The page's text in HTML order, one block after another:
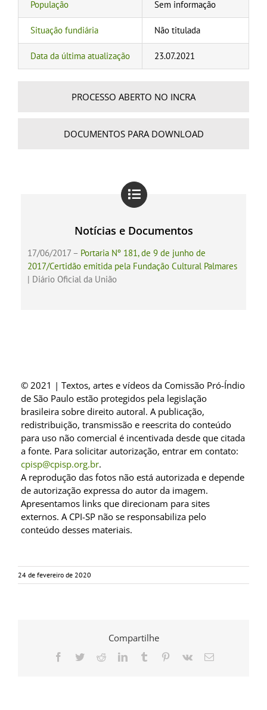
População Sem informação
Situação fundiária Não titulada
Data da última atualização 23.07.2021
PROCESSO ABERTO NO INCRA
DOCUMENTOS PARA DOWNLOAD
Notícias e Documentos
17/06/2017 – Portaria Nº 181, de 9 de junho de
2017/Certidão emitida pela Fundação Cultural Palmares
| Diário Oficial da União
© 2021 | Textos, artes e vídeos da Comissão Pró-Índio
de São Paulo estão protegidos pela legislação
brasileira sobre direito autoral. A publicação,
redistribuição, transmissão e reescrita do conteúdo
para uso não comercial é incentivada desde que citada
a fonte. Para solicitar autorização, entrar em contato:
cpisp@cpisp.org.br.
A reprodução das fotos não está autorizada e depende
de autorização expressa do autor da imagem.
Apresentamos links que direcionam para sites
externos. A CPI-SP não se responsabiliza pelo
conteúdo desses materiais.
24 de fevereiro de 2020
Compartilhe
Facebook
TwitterRedditLinkedInTumblr Pinterest
Vk
E-